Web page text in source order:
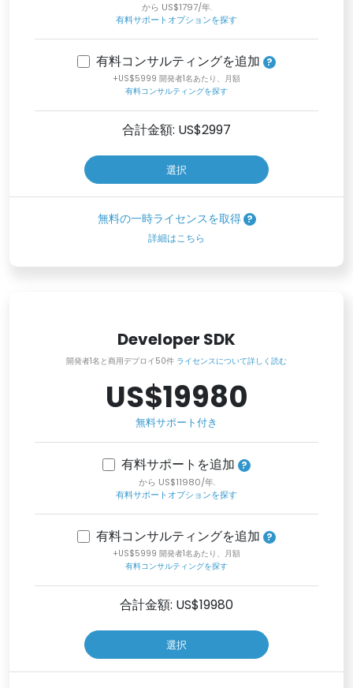
から US$1797/年.
有料サポートオプションを探す
有料コンサルティングを追加
+US$5999 開発者1名あたり、月額
有料コンサルティングを探す
合計金額: US$2997
選択
無料の一時ライセンスを取得
詳細はこちら
Developer SDK
開発者1名と商用デプロイ50件 ライセンスについて詳しく読む
US$19980
無料サポート付き
有料サポートを追加
から US$11980/年.
有料サポートオプションを探す
有料コンサルティングを追加
+US$5999 開発者1名あたり、月額
有料コンサルティングを探す
合計金額: US$19980
選択